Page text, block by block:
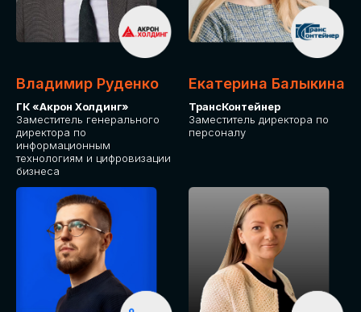
Владимир Руденко
ГК «Акрон Холдинг»
Заместитель генерального
директора по
информационным
технологиям и цифровизации
бизнеса
Екатерина Балыкина
ТрансКонтейнер
Заместитель директора по
персоналу